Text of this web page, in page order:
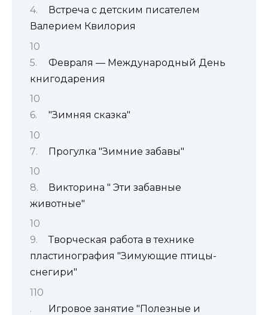
Встреча с детским писателем
Валерием Квилория
Февраля — Международный День
книгодарения
"Зимняя сказка"
Прогулка "Зимние забавы"
Викторина " Эти забавные
животные"
Творческая работа в технике
пластинография "Зимующие птицы-
снегири"
Игровое занятие "Полезные и